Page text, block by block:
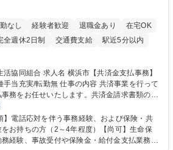
なし 経験者歓迎 退職金あり
在宅OK
全週休2日制 交通費支給
駅近5分以内
【共済金支払事務】
事の内容 共済事業を行って
務をお任せいたします。共済金請求書類の受
入力のほか、加入者様や医療機関等からの問
す。 ■共済金請求書類の受付、
に関する審査・事務処理業務全般を担当 ■専
各種必要書類の作成・発送作業 ■加入者様や
】電話応対を伴う事務経験、および保険・共
お持ちの方（2～4年程度）【尚可】生命保
経験、事故受付や保険金・給付金支払業務経